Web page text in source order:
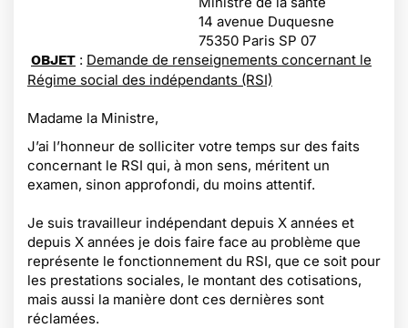
14 avenue Duquesne
75350 Paris SP 07
OBJET : Demande de renseignements concernant le
Régime social des indépendants (RSI)
Madame la Ministre,
J’ai l’honneur de solliciter votre temps sur des faits
concernant le RSI qui, à mon sens, méritent un
examen, sinon approfondi, du moins attentif.
Je suis travailleur indépendant depuis X années et
depuis X années je dois faire face au problème que
représente le fonctionnement du RSI, que ce soit pour
les prestations sociales, le montant des cotisations,
mais aussi la manière dont ces dernières sont
réclamées.